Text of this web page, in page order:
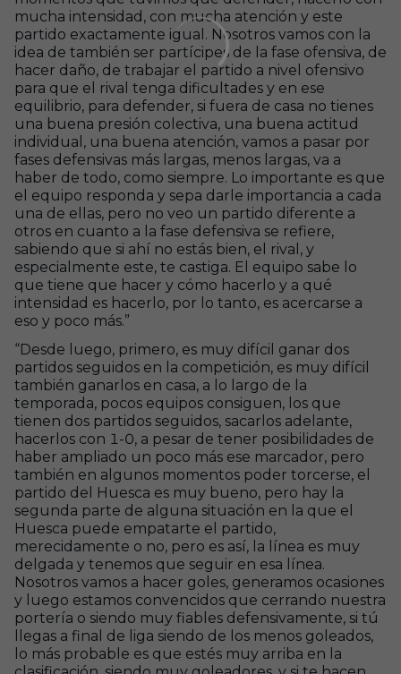
mucha intensidad, con mucha atención y este
partido exactamente igual. Nosotros vamos con la
idea de también ser partícipes de la fase ofensiva, de
hacer daño, de trabajar el partido a nivel ofensivo
para que el rival tenga dificultades y en ese
equilibrio, para defender, si fuera de casa no tienes
una buena presión colectiva, una buena actitud
individual, una buena atención, vamos a pasar por
fases defensivas más largas, menos largas, va a
haber de todo, como siempre. Lo importante es que
el equipo responda y sepa darle importancia a cada
una de ellas, pero no veo un partido diferente a
otros en cuanto a la fase defensiva se refiere,
sabiendo que si ahí no estás bien, el rival, y
especialmente este, te castiga. El equipo sabe lo
que tiene que hacer y cómo hacerlo y a qué
intensidad es hacerlo, por lo tanto, es acercarse a
eso y poco más.”
“Desde luego, primero, es muy difícil ganar dos
partidos seguidos en la competición, es muy difícil
también ganarlos en casa, a lo largo de la
temporada, pocos equipos consiguen, los que
tienen dos partidos seguidos, sacarlos adelante,
hacerlos con 1-0, a pesar de tener posibilidades de
haber ampliado un poco más ese marcador, pero
también en algunos momentos poder torcerse, el
partido del Huesca es muy bueno, pero hay la
segunda parte de alguna situación en la que el
Huesca puede empatarte el partido,
merecidamente o no, pero es así, la línea es muy
delgada y tenemos que seguir en esa línea.
Nosotros vamos a hacer goles, generamos ocasiones
y luego estamos convencidos que cerrando nuestra
portería o siendo muy fiables defensivamente, si tú
llegas a final de liga siendo de los menos goleados,
lo más probable es que estés muy arriba en la